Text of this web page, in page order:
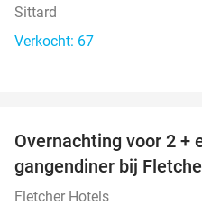
Sittard
Verkocht: 67
Overnachting voor 2 +
gangendiner bij
Fletcher Hotels